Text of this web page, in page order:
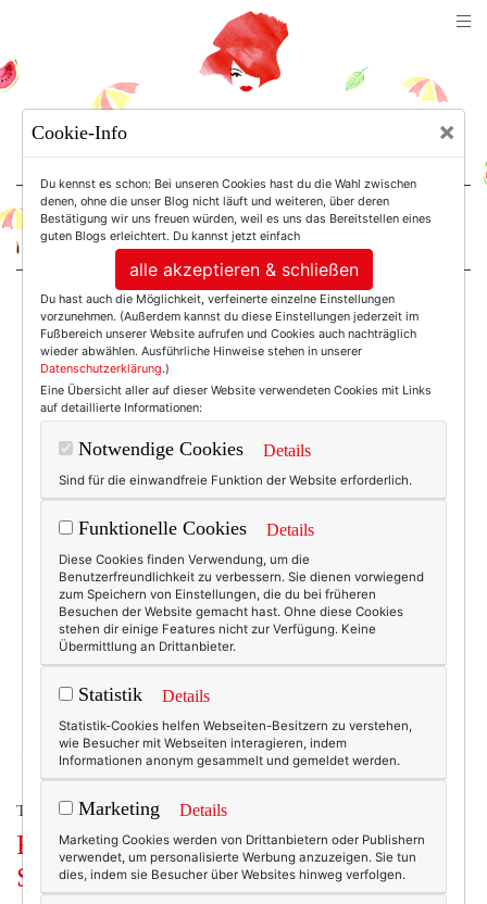
For Women. Not Girls.
Einträge mit dem
Tag: Stilratgeber
TEXTERELLA LIEST.
Für dich gelesen: “Irma’s World.
Stilvoll in allen Lebenslagen”
Cookie-Info ×
Du kennst es schon: Bei unseren Cookies hast du die Wahl zwischen
denen, ohne die unser Blog nicht läuft und weiteren, über deren
Bestätigung wir uns freuen würden, weil es uns das Bereitstellen eines
guten Blogs erleichtert. Du kannst jetzt einfach
alle akzeptieren & schließen
Du hast auch die Möglichkeit, verfeinerte einzelne Einstellungen
vorzunehmen. (Außerdem kannst du diese Einstellungen jederzeit im
Fußbereich unserer Website aufrufen und Cookies auch nachträglich
wieder abwählen. Ausführliche Hinweise stehen in unserer
Datenschutzerklärung.)
Eine Übersicht aller auf dieser Website verwendeten Cookies mit Links
auf detaillierte Informationen:
Notwendige Cookies Details
Sind für die einwandfreie Funktion der Website erforderlich.
Funktionelle Cookies Details
Diese Cookies finden Verwendung, um die
Benutzerfreundlichkeit zu verbessern. Sie dienen vorwiegend
zum Speichern von Einstellungen, die du bei früheren
Besuchen der Website gemacht hast. Ohne diese Cookies
stehen dir einige Features nicht zur Verfügung. Keine
Übermittlung an Drittanbieter.
Statistik Details
Statistik-Cookies helfen Webseiten-Besitzern zu verstehen,
wie Besucher mit Webseiten interagieren, indem
Informationen anonym gesammelt und gemeldet werden.
Marketing Details
Marketing Cookies werden von Drittanbietern oder Publishern
verwendet, um personalisierte Werbung anzuzeigen. Sie tun
dies, indem sie Besucher über Websites hinweg verfolgen.